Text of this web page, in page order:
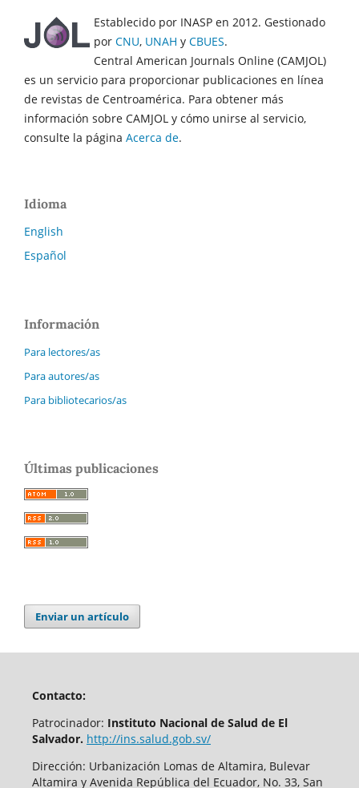
Establecido por INASP en 2012. Gestionado
por CNU, UNAH y CBUES.
Central American Journals Online (CAMJOL)
es un servicio para proporcionar publicaciones en línea
de revistas de Centroamérica. Para obtener más
información sobre CAMJOL y cómo unirse al servicio,
consulte la página Acerca de.
Idioma
English
Español
Información
Para lectores/as
Para autores/as
Para bibliotecarios/as
Últimas publicaciones
Enviar un artículo
Contacto:
Patrocinador: Instituto Nacional de Salud de El
Salvador. http://ins.salud.gob.sv/
Dirección: Urbanización Lomas de Altamira, Bulevar
Altamira y Avenida República del Ecuador, No. 33, San